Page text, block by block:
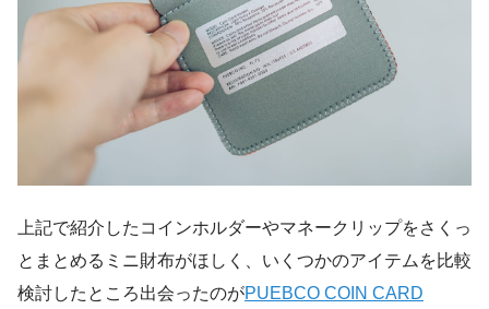
上記で紹介したコインホルダーやマネークリップをさくっ
とまとめるミニ財布がほしく、いくつかのアイテムを比較
検討したところ出会ったのがPUEBCO COIN CARD